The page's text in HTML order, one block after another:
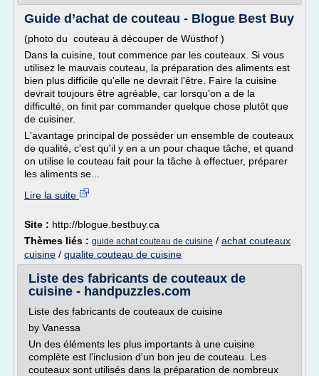
Guide d’achat de couteau - Blogue Best Buy
(photo du couteau à découper de Wüsthof )
Dans la cuisine, tout commence par les couteaux. Si vous
utilisez le mauvais couteau, la préparation des aliments est
bien plus difficile qu'elle ne devrait l'être. Faire la cuisine
devrait toujours être agréable, car lorsqu'on a de la
difficulté, on finit par commander quelque chose plutôt que
de cuisiner.
L'avantage principal de posséder un ensemble de couteaux
de qualité, c'est qu'il y en a un pour chaque tâche, et quand
on utilise le couteau fait pour la tâche à effectuer, préparer
les aliments se...
Lire la suite
Site : http://blogue.bestbuy.ca
Thèmes liés : guide achat couteau de cuisine / achat couteaux
cuisine / qualite couteau de cuisine
Liste des fabricants de couteaux de
cuisine - handpuzzles.com
Liste des fabricants de couteaux de cuisine
by Vanessa
Un des éléments les plus importants à une cuisine
complète est l'inclusion d'un bon jeu de couteau. Les
couteaux sont utilisés dans la préparation de nombreux